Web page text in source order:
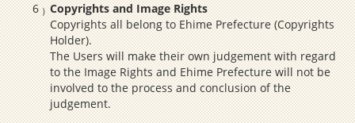
Copyrights and Image Rights
Copyrights all belong to Ehime Prefecture (Copyrights
Holder).
The Users will make their own judgement with regard
to the Image Rights and Ehime Prefecture will not be
involved to the process and conclusion of the
judgement.